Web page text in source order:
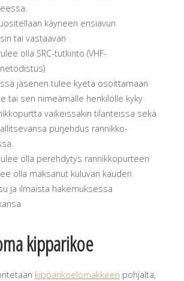
käyneen ensiavun
tai vastaavan
olla SRC-tutkinto (VHF-
jäsenen tulee kyetä osoittamaan
tai sen nimeämälle henkilölle kyky
vaikeissakin tilanteissa sekä
purjehdus rannikko-
olla perehdytys rannikkopurteen
olla maksanut kuluvan kauden
ja ilmaista hakemuksessa
kipparikoe
kipparikoelomakkeen pohjalta,